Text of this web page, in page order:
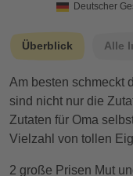
Deutscher
Überblick Alle
Am besten schmeckt
sind nicht nur die
Zutaten für Oma
Vielzahl von tollen
2 große Prisen Mut